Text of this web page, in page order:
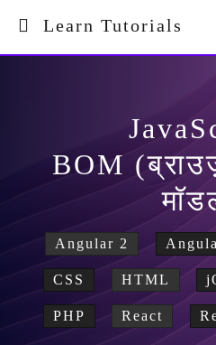
Learn Tutorials
BOM
Angular 2
CSS HTML
PHP React